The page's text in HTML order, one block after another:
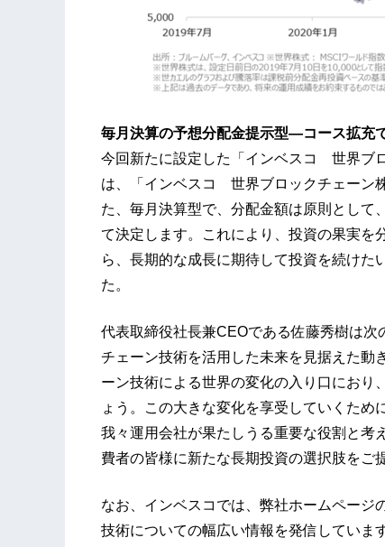
毎月決算の予想分配金提示型―コース拡充
今回新たに設定した「インベスコ 世界ブ
は、「インベスコ 世界ブロックチェーン
た、毎月決算型で、分配金額は原則として
て決定します。これにより、投資の果実を
ら、長期的な成長に期待して投資を続けた
た。
代表取締役社長兼CEOである佐藤秀樹は
チェーン技術を活用した未来を見据えた動
ーン技術による世界の変化の入り口におり
ょう。この大きな変化を享受していくため
我々運用会社が果たしうる重要な役割と考
費者の皆様に新たな長期投資の選択肢をご
なお、インベスコでは、弊社ホームページ
技術についての幅広い情報を発信していま